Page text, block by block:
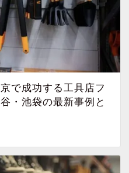
で成功する工具店フ
・池袋の最新事例と